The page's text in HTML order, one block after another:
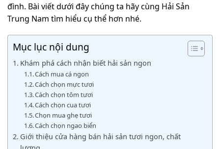
đình. Bài viết dưới đây chúng ta hãy cùng Hải Sản
Trung Nam tìm hiểu cụ thể hơn nhé.
Mục lục nội dung
Khám phá cách nhận biết hải sản ngon
Cách mua cá ngon
Cách chọn mực tươi
Cách chọn tôm tươi
Cách chọn cua tươi
Chọn mua ghẹ tươi
Cách chọn ngao biển
Giới thiệu cửa hàng bán hải sản tươi ngon, chất